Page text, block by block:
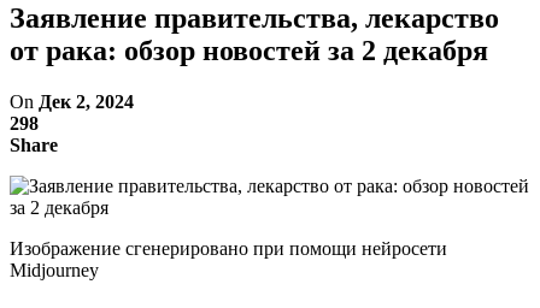
Заявление правительства, лекарство
от рака: обзор новостей за 2 декабря
On Дек 2, 2024
298
Share
Изображение сгенерировано при помощи нейросети
Midjourney